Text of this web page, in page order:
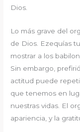
Dios.
Lo más grave del
de Dios. Ezequías
mostrar a los
Sin embargo,
actitud puede
que tenemos en
nuestras vidas. El
apariencia, y la